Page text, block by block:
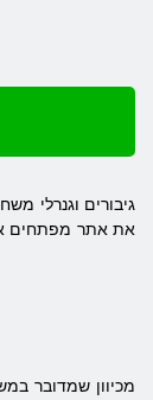
גיבורים וגנרלי
את אתר מפתחים
מכיוון שמדובר